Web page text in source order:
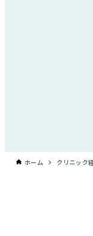
ホーム クリニック